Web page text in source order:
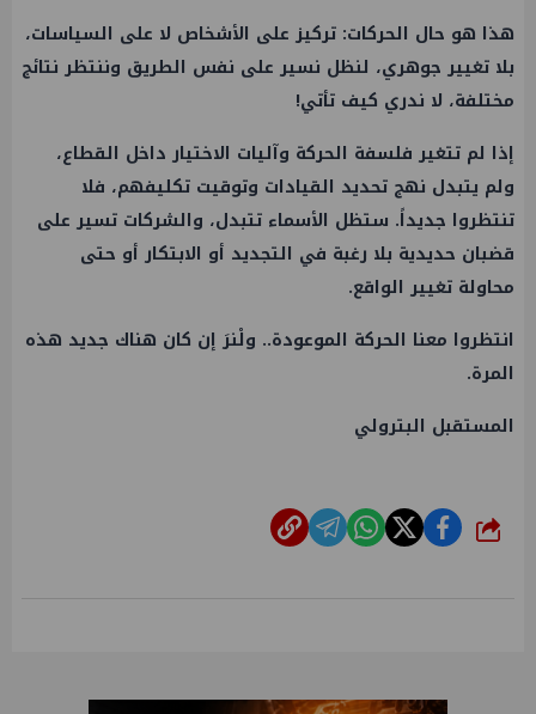
هذا هو حال الحركات: تركيز على الأشخاص لا على السياسات،
بلا تغيير جوهري، لنظل نسير على نفس الطريق وننتظر نتائج
مختلفة، لا ندري كيف تأتي!
إذا لم تتغير فلسفة الحركة وآليات الاختيار داخل القطاع،
ولم يتبدل نهج تحديد القيادات وتوقيت تكليفهم، فلا
تنتظروا جديداً. ستظل الأسماء تتبدل، والشركات تسير على
قضبان حديدية بلا رغبة في التجديد أو الابتكار أو حتى
محاولة تغيير الواقع.
انتظروا معنا الحركة الموعودة.. ولْنرَ إن كان هناك جديد هذه
المرة.
المستقبل البترولي
شارك